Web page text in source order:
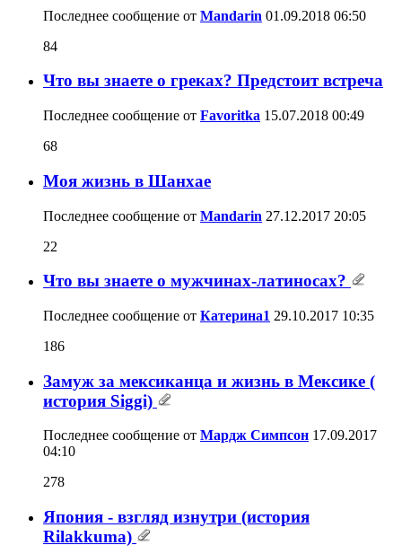
Последнее сообщение от Mandarin 01.09.2018 06:50
84
Что вы знаете о греках? Предстоит встреча
Последнее сообщение от Favoritka 15.07.2018 00:49
68
Моя жизнь в Шанхае
Последнее сообщение от Mandarin 27.12.2017 20:05
22
Что вы знаете о мужчинах-латиносах?
Последнее сообщение от Катерина1 29.10.2017 10:35
186
Замуж за мексиканца и жизнь в Мексике (
история Siggi)
Последнее сообщение от Мардж Симпсон 17.09.2017
04:10
278
Япония - взгляд изнутри (история
Rilakkuma)